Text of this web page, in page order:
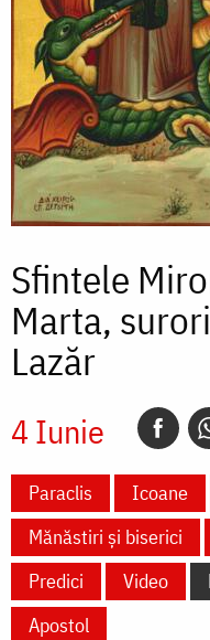
Sfintele
Marta,
Lazăr
4 Iunie
Paraclis Icoane
Mănăstiri și biserici
Predici
Video
Apostol